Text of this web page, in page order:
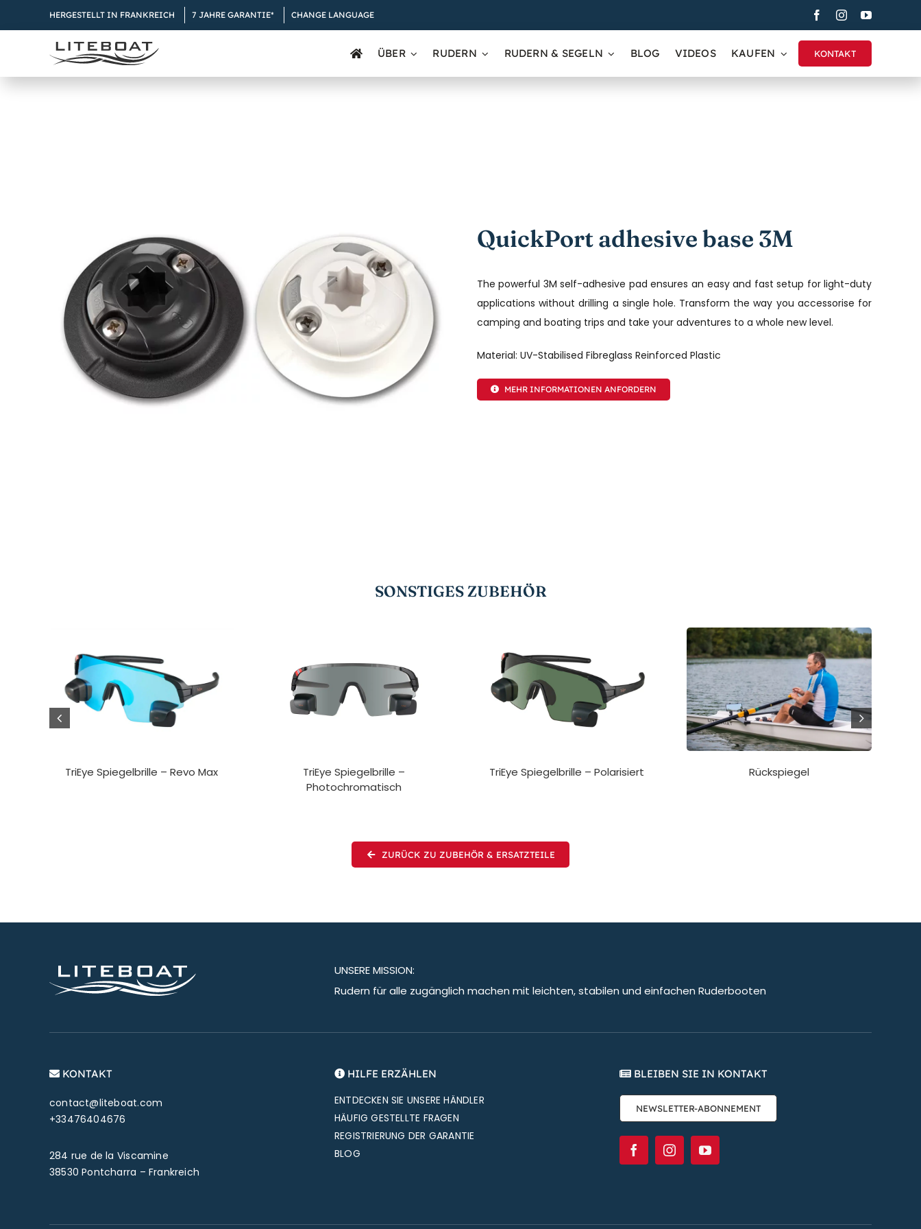
to
HERGESTELLT IN FRANKREICH 7 JAHRE GARANTIE* CHANGE LANGUAGE
ÜBER RUDERN RUDERN & SEGELN BLOG VIDEOS KAUFEN KONTAKT
QuickPort adhesive base 3M
The powerful 3M self-adhesive pad ensures an easy and fast setup for light-duty
applications without drilling a single hole. Transform the way you accessorise for
camping and boating trips and take your adventures to a whole new level.
Material: UV-Stabilised Fibreglass Reinforced Plastic
MEHR INFORMATIONEN ANFORDERN
SONSTIGES ZUBEHÖR
TriEye Spiegelbrille – Revo Max
TriEye Spiegelbrille –
Photochromatisch
TriEye Spiegelbrille – Polarisiert Rückspiegel
ZURÜCK ZU ZUBEHÖR & ERSATZTEILE
UNSERE MISSION:
Rudern für alle zugänglich machen mit leichten, stabilen und einfachen Ruderbooten
KONTAKT
contact@liteboat.com
+33476404676
284 rue de la Viscamine
38530 Pontcharra – Frankreich
HILFE ERZÄHLEN
ENTDECKEN SIE UNSERE HÄNDLER
HÄUFIG GESTELLTE FRAGEN
REGISTRIERUNG DER GARANTIE
BLOG
BLEIBEN SIE IN KONTAKT
NEWSLETTER-ABONNEMENT